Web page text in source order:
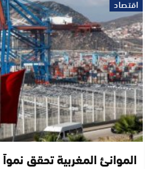
اقتصاد